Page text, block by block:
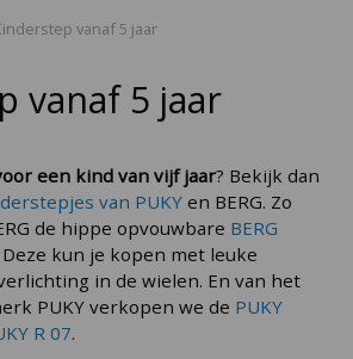
vanaf 5 jaar
vanaf 5 jaar
een kind van vijf jaar? Bekijk dan
van PUKY en BERG. Zo
de hippe opvouwbare BERG
Deze kun je kopen met leuke
in de wielen. En van het
PUKY verkopen we de PUKY
R 07.